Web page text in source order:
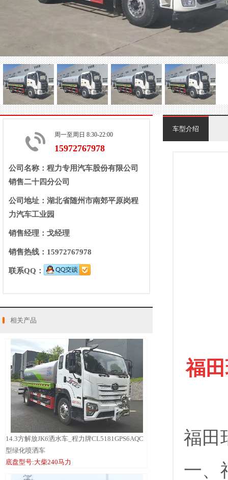
周一至周日 8:30-22:00
15972767978
公司名称：程力专用汽车股份有限公司
销售二十四分公司
公司地址：湖北省随州市南郊平原岗程
力汽车工业园
销售经理：戈经理
销售热线：15972767978
联系QQ：
相关产品
14.3方解放JK6洒水车_程力牌CL5181GPS6AQC
型绿化喷洒车
底盘型号:大柴240马力
车型介绍
福
福田
一、